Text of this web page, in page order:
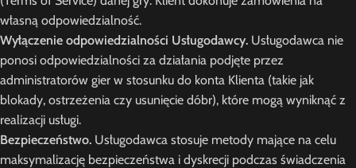
własną odpowiedzialność.
Wyłączenie odpowiedzialności Usługodawcy. Usługodawca nie
ponosi odpowiedzialności za działania podjęte przez
administratorów gier w stosunku do konta Klienta (takie jak
blokady, ostrzeżenia czy usunięcie dóbr), które mogą wyniknąć z
realizacji usługi.
Bezpieczeństwo. Usługodawca stosuje metody mające na celu
maksymalizację bezpieczeństwa i dyskrecji podczas świadczenia